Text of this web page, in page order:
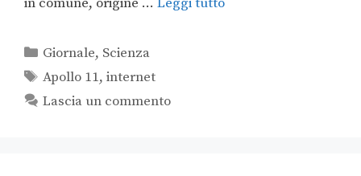
Giornale, Scienza
Apollo 11,internet
Lascia un commento